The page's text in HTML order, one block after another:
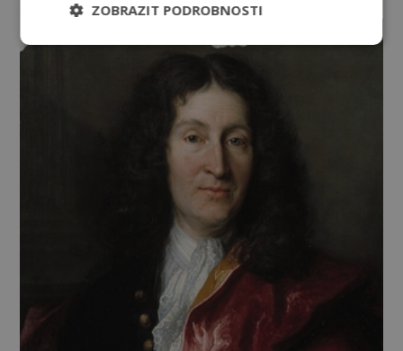
ZOBRAZIT PODROBNOSTI